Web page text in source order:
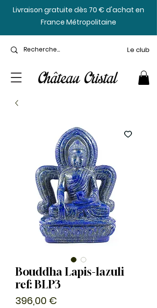
​Livraison gratuite dès 70 € d'achat en
France Métropolitaine
Le club
Bouddha Lapis-lazuli
ref: BLP3
396,00 €